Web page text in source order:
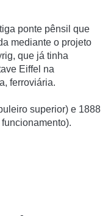
ponte pênsil que
mediante o projeto
que já tinha
Eiffel na
ferroviária.
superior) e 1888